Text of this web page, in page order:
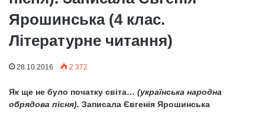
Ярошинська (4 клас.
Літературне читання)
28.10.2016 2 372
Як ще не було початку світа… (українська народна
обрядова пісня). Записала Євгенія Ярошинська